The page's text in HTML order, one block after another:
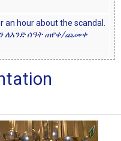
hour about the scandal.
ለአንድ ሰዓት ጠየቀ/ጨመቀ